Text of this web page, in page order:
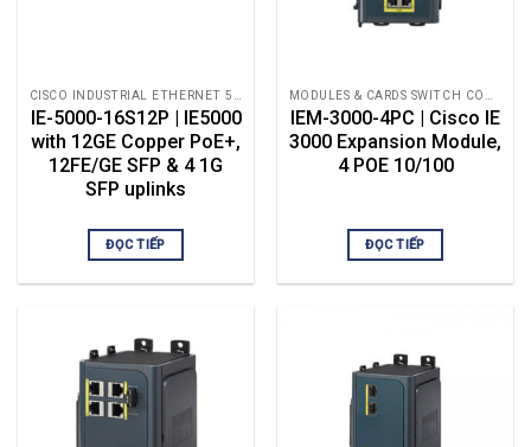
CISCO INDUSTRIAL ETHERNET 5000
IE-5000-16S12P | IE5000
with 12GE Copper PoE+,
12FE/GE SFP & 4 1G
SFP uplinks
ĐỌC TIẾP
MODULES & CARDS SWITCH CÔNG NGHIỆP
IEM-3000-4PC | Cisco IE
3000 Expansion Module,
4 POE 10/100
ĐỌC TIẾP